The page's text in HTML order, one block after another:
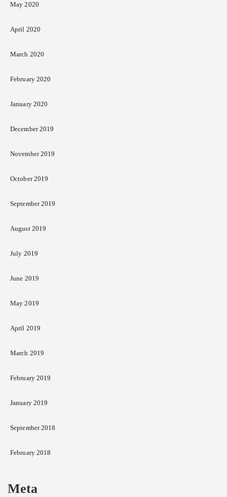
May 2020
April 2020
March 2020
February 2020
January 2020
December 2019
November 2019
October 2019
September 2019
August 2019
July 2019
June 2019
May 2019
April 2019
March 2019
February 2019
January 2019
September 2018
February 2018
Meta